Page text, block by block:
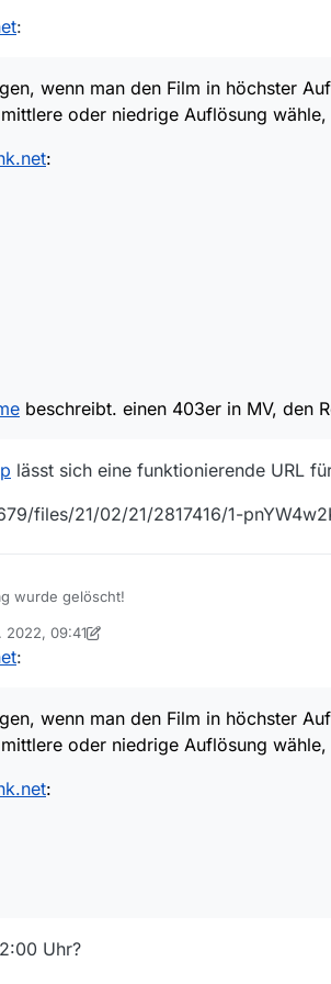
Filmen: IRON MAN, CAPTAIN AMERICA &
noch was an die URL dranhängen mußte.
Kann mir jemand sagen,
:
wenn man den Film in höchster
oder niedrige Auflösung
:
beschreibt. einen 403er in MV, den
lässt sich eine funktionierende URL
files/21/02/21/2817416/1-
wurde gelöscht!
2022, 09:41
ehemaliger Benutzer
:
wenn man den Film in höchster
oder niedrige Auflösung
:
Uhr?